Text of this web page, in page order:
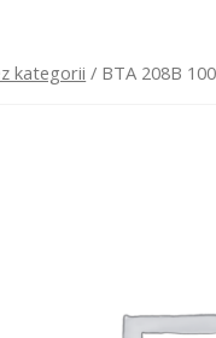
kategorii / BTA 208B